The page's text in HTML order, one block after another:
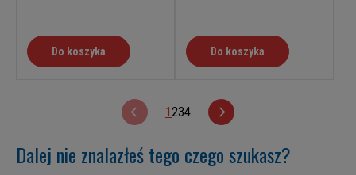
Do koszyka Do koszyka
1 234
Dalej nie znalazłeś tego czego szukasz?